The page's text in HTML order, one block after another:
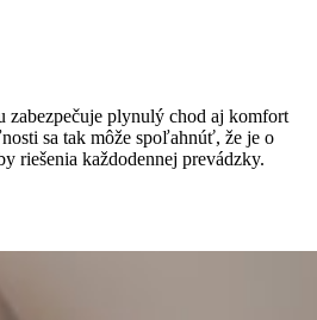
zabezpečuje plynulý chod aj komfort
sa tak môže spoľahnúť, že je o
riešenia každodennej prevádzky.